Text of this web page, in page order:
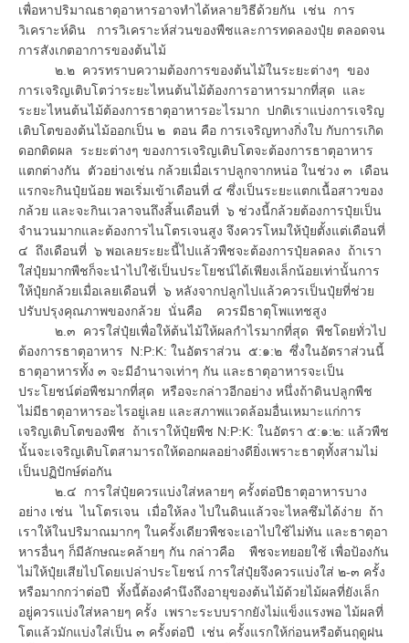
เพื่อหาปริมาณธาตุอาหารอาจทำได้หลายวิธีด้วยกัน เช่น การ
วิเคราะห์ดิน การวิเคราะห์ส่วนของพืชและการทดลองปุ๋ย ตลอดจน
การสังเกตอาการของต้นไม้
๒.๒ ควรทราบความต้องการของต้นไม้ในระยะต่างๆ ของ
การเจริญเติบโตว่าระยะไหนต้นไม้ต้องการอาหารมากที่สุด และ
ระยะไหนต้นไม้ต้องการธาตุอาหารอะไรมาก ปกติเราแบ่งการเจริญ
เติบโตของต้นไม้ออกเป็น ๒ ตอน คือ การเจริญทางกิ่งใบ กับการเกิด
ดอกติดผล ระยะต่างๆ ของการเจริญเติบโตจะต้องการธาตุอาหาร
แตกต่างกัน ตัวอย่างเช่น กล้วยเมื่อเราปลูกจากหน่อ ในช่วง ๓ เดือน
แรกจะกินปุ๋ยน้อย พอเริ่มเข้าเดือนที่ ๔ ซึ่งเป็นระยะแตกเนื้อสาวของ
กล้วย และจะกินเวลาจนถึงสิ้นเดือนที่ ๖ ช่วงนี้กล้วยต้องการปุ๋ยเป็น
จำนวนมากและต้องการไนโตรเจนสูง จึงควรโหมให้ปุ๋ยตั้งแต่เดือนที่
๔ ถึงเดือนที่ ๖ พอเลยระยะนี้ไปแล้วพืชจะต้องการปุ๋ยลดลง ถ้าเรา
ใส่ปุ๋ยมากพืชก็จะนำไปใช้เป็นประโยชน์ได้เพียงเล็กน้อยเท่านั้นการ
ให้ปุ๋ยกล้วยเมื่อเลยเดือนที่ ๖ หลังจากปลูกไปแล้วควรเป็นปุ๋ยที่ช่วย
ปรับปรุงคุณภาพของกล้วย นั่นคือ ควรมีธาตุโพแทชสูง
๒.๓ ควรใส่ปุ๋ยเพื่อให้ต้นไม้ให้ผลกำไรมากที่สุด พืชโดยทั่วไป
ต้องการธาตุอาหาร N:P:K: ในอัตราส่วน ๕:๑:๒ ซึ่งในอัตราส่วนนี้
ธาตุอาหารทั้ง ๓ จะมีอำนาจเท่าๆ กัน และธาตุอาหารจะเป็น
ประโยชน์ต่อพืชมากที่สุด หรือจะกล่าวอีกอย่าง หนึ่งถ้าดินปลูกพืช
ไม่มีธาตุอาหารอะไรอยู่เลย และสภาพแวดล้อมอื่นเหมาะแก่การ
เจริญเติบโตของพืช ถ้าเราให้ปุ๋ยพืช N:P:K: ในอัตรา ๕:๑:๒: แล้วพืช
นั้นจะเจริญเติบโตสามารถให้ดอกผลอย่างดียิ่งเพราะธาตุทั้งสามไม่
เป็นปฏิปักษ์ต่อกัน
๒.๔ การใส่ปุ๋ยควรแบ่งใส่หลายๆ ครั้งต่อปีธาตุอาหารบาง
อย่าง เช่น ไนโตรเจน เมื่อให้ลง ไปในดินแล้วจะไหลซึมได้ง่าย ถ้า
เราให้ในปริมาณมากๆ ในครั้งเดียวพืชจะเอาไปใช้ไม่ทัน และธาตุอา
หารอื่นๆ ก็มีลักษณะคล้ายๆ กัน กล่าวคือ พืชจะทยอยใช้ เพื่อป้องกัน
ไม่ให้ปุ๋ยเสียไปโดยเปล่าประโยชน์ การใส่ปุ๋ยจึงควรแบ่งใส่ ๒-๓ ครั้ง
หรือมากกว่าต่อปี ทั้งนี้ต้องคำนึงถึงอายุของต้นไม้ด้วยไม้ผลที่ยังเล็ก
อยู่ควรแบ่งใส่หลายๆ ครั้ง เพราะระบบรากยังไม่แข็งแรงพอ ไม้ผลที่
โตแล้วมักแบ่งใส่เป็น ๓ ครั้งต่อปี เช่น ครั้งแรกให้ก่อนหรือต้นฤดูฝน